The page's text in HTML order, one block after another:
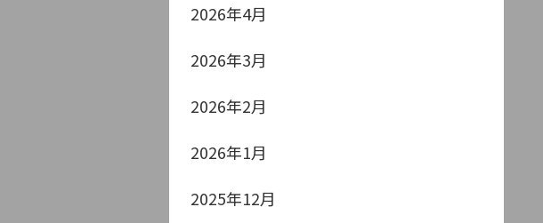
2026年4月
2026年3月
2026年2月
2026年1月
2025年12月